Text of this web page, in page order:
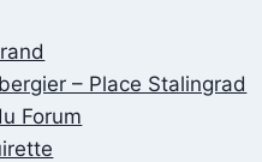
– Place Stalingrad
Forum